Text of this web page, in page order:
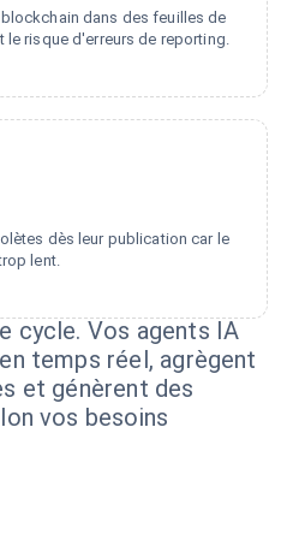
dans des feuilles de
le risque d'erreurs de reporting.
dès leur publication car le
lent.
cycle. Vos agents IA
temps réel, agrègent
et génèrent des
vos besoins